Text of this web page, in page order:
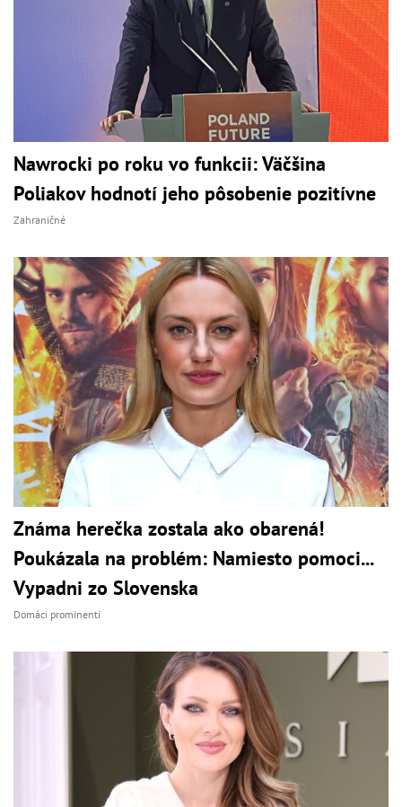
Nawrocki po roku vo funkcii: Väčšina
Poliakov hodnotí jeho pôsobenie pozitívne
Zahraničné
Známa herečka zostala ako obarená!
Poukázala na problém: Namiesto pomoci...
Vypadni zo Slovenska
Domáci prominenti